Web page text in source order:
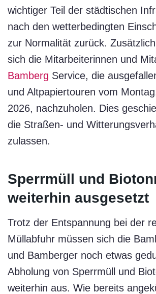
wichtiger Teil der städtischen
nach den wetterbedingten
zur Normalität zurück.
sich die Mitarbeiterinnen und
Bamberg Service, die
und Altpapiertouren vom
2026, nachzuholen. Dies
die Straßen- und
zulassen.
Sperrmüll und
weiterhin ausgesetzt
Trotz der Entspannung bei der
Müllabfuhr müssen sich die
und Bamberger noch etwas
Abholung von Sperrmüll und
weiterhin aus. Wie bereits